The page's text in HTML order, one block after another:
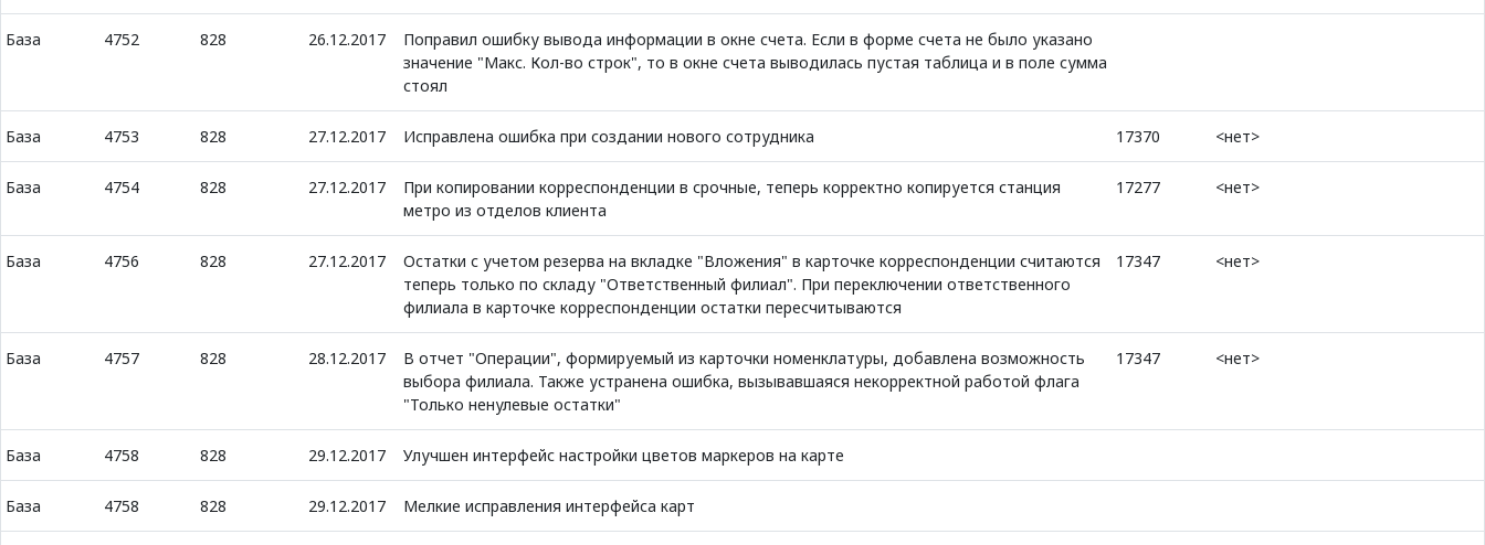
База 4752 828 26.12.2017
Поправил ошибку вывода информации в окне счета. Если в форме счета не было указано
значение "Макс. Кол-во строк", то в окне счета выводилась пустая таблица и в поле сумма
стоял
База 4753 828 27.12.2017 Исправлена ошибка при создании нового сотрудника 17370 <нет>
База 4754 828 27.12.2017
При копировании корреспонденции в срочные, теперь корректно копируется станция
метро из отделов клиента
17277 <нет>
База 4756 828 27.12.2017
Остатки с учетом резерва на вкладке "Вложения" в карточке корреспонденции считаются
теперь только по складу "Ответственный филиал". При переключении ответственного
филиала в карточке корреспонденции остатки пересчитываются
17347 <нет>
База 4757 828 28.12.2017
В отчет "Операции", формируемый из карточки номенклатуры, добавлена возможность
выбора филиала. Также устранена ошибка, вызывавшаяся некорректной работой флага
"Только ненулевые остатки"
17347 <нет>
База 4758 828 29.12.2017 Улучшен интерфейс настройки цветов маркеров на карте
База 4758 828 29.12.2017 Мелкие исправления интерфейса карт